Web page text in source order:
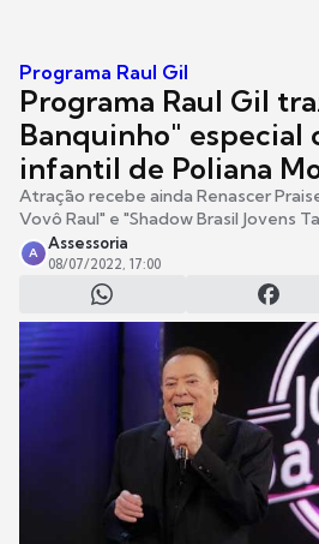
Programa Raul Gil
Programa Raul Gil
Banquinho" especial
infantil de Poliana
Atração recebe ainda Renascer
Vovô Raul" e "Shadow Brasil Jovens
A
Assessoria
08/07/2022, 17:00